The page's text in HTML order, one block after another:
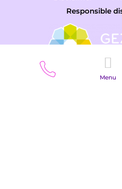
Menu
Responsible